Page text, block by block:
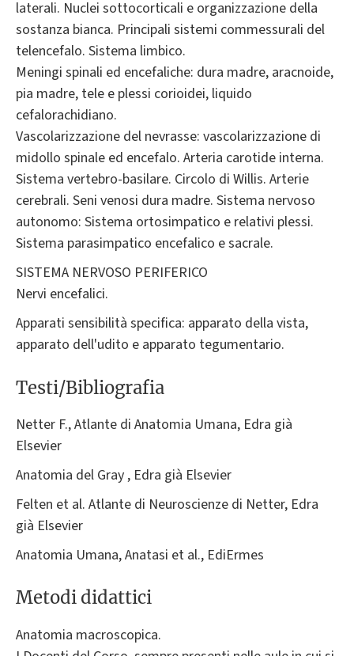
laterali. Nuclei sottocorticali e organizzazione della
sostanza bianca. Principali sistemi commessurali del
telencefalo. Sistema limbico.
Meningi spinali ed encefaliche: dura madre, aracnoide,
pia madre, tele e plessi corioidei, liquido
cefalorachidiano.
Vascolarizzazione del nevrasse: vascolarizzazione di
midollo spinale ed encefalo. Arteria carotide interna.
Sistema vertebro-basilare. Circolo di Willis. Arterie
cerebrali. Seni venosi dura madre. Sistema nervoso
autonomo: Sistema ortosimpatico e relativi plessi.
Sistema parasimpatico encefalico e sacrale.
SISTEMA NERVOSO PERIFERICO
Nervi encefalici.
Apparati sensibilità specifica: apparato della vista,
apparato dell'udito e apparato tegumentario.
Testi/Bibliografia
Netter F., Atlante di Anatomia Umana, Edra già
Elsevier
Anatomia del Gray , Edra già Elsevier
Felten et al. Atlante di Neuroscienze di Netter, Edra
già Elsevier
Anatomia Umana, Anatasi et al., EdiErmes
Metodi didattici
Anatomia macroscopica.